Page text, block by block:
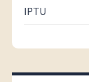
IPTU